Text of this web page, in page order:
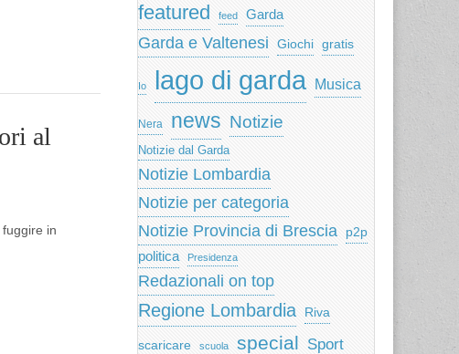
al
in
featured feed Garda
Garda e Valtenesi Giochi gratis
Io lago di garda Musica
Nera news Notizie
Notizie dal Garda
Notizie Lombardia
Notizie per categoria
Notizie Provincia di Brescia p2p
politica Presidenza
Redazionali on top
Regione Lombardia Riva
scaricare scuola special Sport